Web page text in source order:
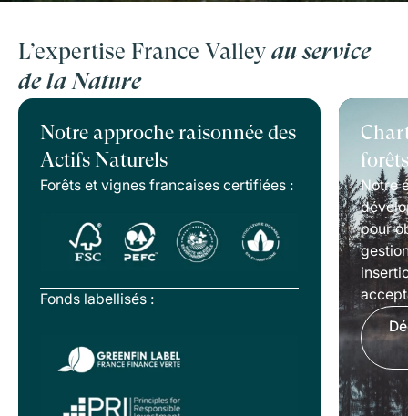
L’expertise France Valley au service
de la Nature
Notre approche raisonnée des
Actifs Naturels
Forêts et vignes francaises certifiées :
Fonds labellisés :
Notre
pour